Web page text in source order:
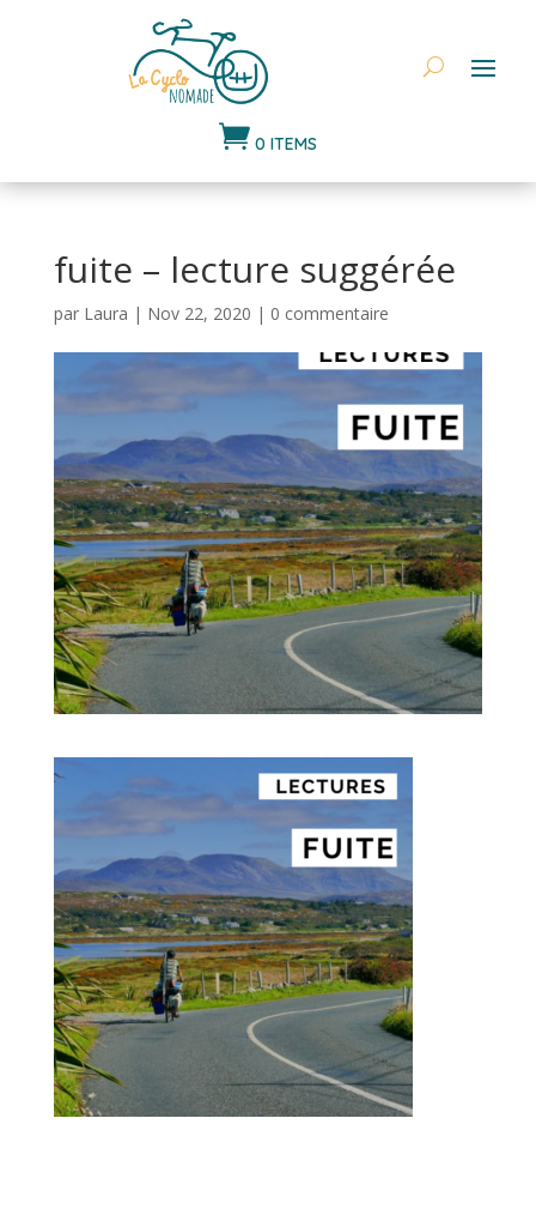
 0 ITEMS
fuite – lecture suggérée
par Laura | Nov 22, 2020 | 0 commentaire